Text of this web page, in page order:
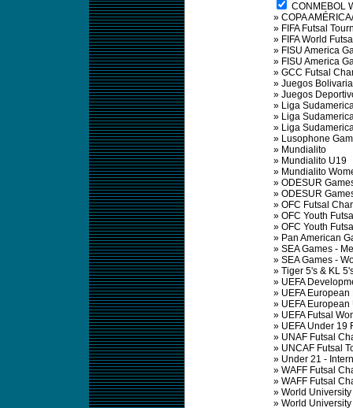
CONMEBOL
» COPA
» FIFA Futsal
» FIFA World
» FISU America
» FISU America
» GCC Futsal
» Juegos
» Juegos
» Liga
» Liga
» Liga
» Lusophone
» Mundialito
» Mundialito U19
» Mundialito
» ODESUR
» ODESUR
» OFC Futsal
» OFC Youth
» OFC Youth
» Pan American
» SEA Games -
» SEA Games -
» Tiger 5's & KL
» UEFA
» UEFA
» UEFA
» UEFA Futsal
» UEFA Under 19
» UNAF Futsal
» UNCAF Futsal
» Under 21 -
» WAFF Futsal
» WAFF Futsal
» World
» World